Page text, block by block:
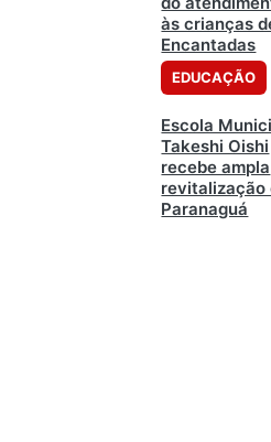
às crianças
Encantadas
EDUCAÇÃO
Escola
Takeshi Oishi
recebe ampla
revitalização
Paranaguá